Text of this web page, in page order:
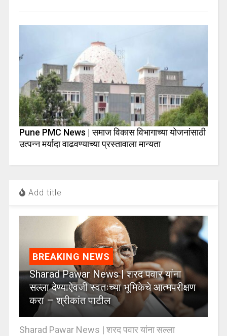
Pune PMC News | समाज विकास विभागाच्या योजनांसाठी
उत्पन्न मर्यादा वाढवण्याच्या प्रस्तावाला मान्यता
Add title
BREAKING NEWS
Sharad Pawar News | शरद पवार यांना
सल्ला देण्याऐवजी स्वतःच्या भूमिकेचे आत्मपरीक्षण
करा – श्रीकांत पाटील
Sharad Pawar News | शरद पवार यांना सल्ला